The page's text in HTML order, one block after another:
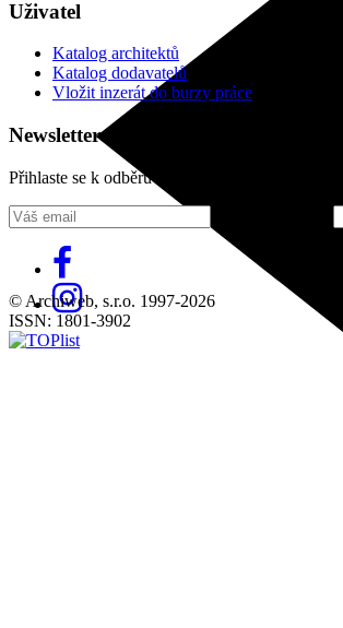
Uživatel
Katalog architektů
Katalog dodavatelů
Vložit inzerát do burzy práce
Newsletter
Přihlaste se k odběru našeho pravidelného
© Archiweb, s.r.o. 1997-2026
ISSN: 1801-3902